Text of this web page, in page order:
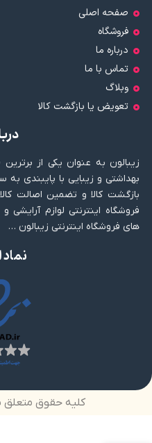
صفحه اصلی
فروشگاه
درباره ما
تماس با ما
وبلاگ
تعویض یا بازگشت کالا
زیبالون به عنوان یکی از برترین
بازگشت کالا و تضمین اصالت
فروشگاه اینترنتی لوازم
های فروشگاه اینترنتی زیبالون …
کلیه حقوق متعلق